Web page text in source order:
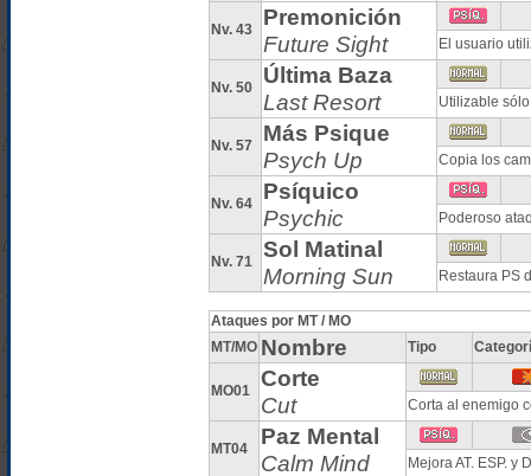
Nv. 43
Premonición
Future Sight
El usuario
Nv. 50
Última Baza
Last Resort
Utilizable
Nv. 57
Más Psique
Psych Up
Copia los
Nv. 64
Psíquico
Psychic
Poderoso
Nv. 71
Sol Matinal
Morning Sun
Restaura PS
Ataques por MT / MO
MT/MO Nombre Tipo
MO01
Corte
Cut
Corta al enemigo
MT04
Paz Mental
Calm Mind
Mejora AT. ESP. y